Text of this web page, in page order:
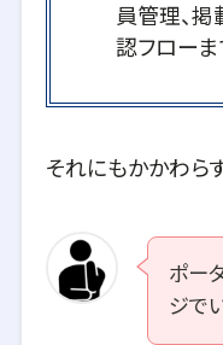
員管理、掲
認フロー
それにもかかわらず
ポー
ジで